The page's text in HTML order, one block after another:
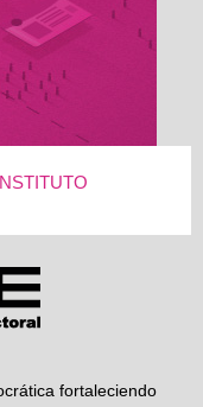
fortaleciendo